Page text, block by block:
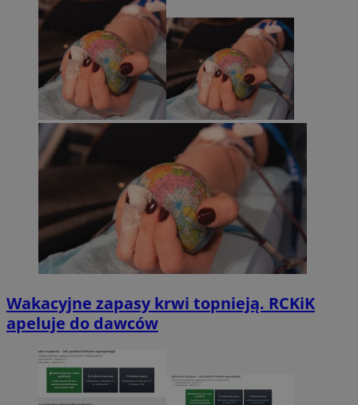
Wakacyjne zapasy krwi topnieją. RCKiK
apeluje do dawców